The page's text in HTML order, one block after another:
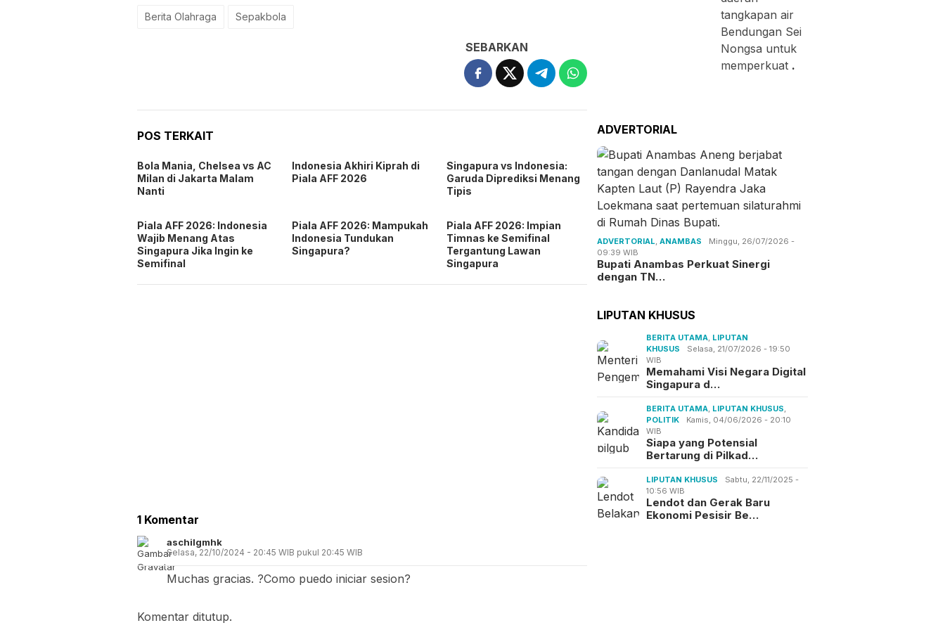
Berita Olahraga Sepakbola
SEBARKAN
POS TERKAIT
Bola Mania, Chelsea vs AC
Milan di Jakarta Malam
Nanti
Indonesia Akhiri Kiprah di
Piala AFF 2026
Singapura vs Indonesia:
Garuda Diprediksi Menang
Tipis
Piala AFF 2026: Indonesia
Wajib Menang Atas
Singapura Jika Ingin ke
Semifinal
Piala AFF 2026: Mampukah
Indonesia Tundukan
Singapura?
Piala AFF 2026: Impian
Timnas ke Semifinal
Tergantung Lawan
Singapura
1 Komentar
aschilgmhk
Selasa, 22/10/2024 - 20:45 WIB pukul 20:45 WIB
Muchas gracias. ?Como puedo iniciar sesion?
Komentar ditutup.
tangkapan air
Bendungan Sei
Nongsa untuk
memperkuat .
ADVERTORIAL
ADVERTORIAL ,ANAMBAS
Minggu, 26/07/2026 -
09:39 WIB
Bupati Anambas Perkuat Sinergi
dengan TN…
LIPUTAN KHUSUS
BERITA UTAMA LIPUTAN
KHUSUS
Selasa, 21/07/2026 - 19:50
WIB
Memahami Visi Negara Digital
Singapura d…
BERITA UTAMA LIPUTAN KHUSUS
POLITIK
Kamis, 04/06/2026 - 20:10
WIB
Siapa yang Potensial
Bertarung di Pilkad…
LIPUTAN KHUSUS
Sabtu, 22/11/2025 -
10:56 WIB
Lendot dan Gerak Baru
Ekonomi Pesisir Be…